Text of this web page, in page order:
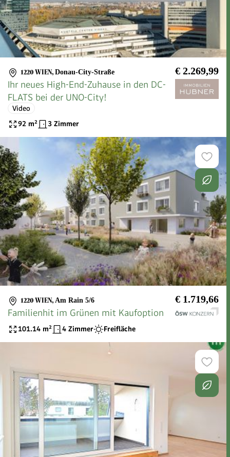
1220 WIEN, Donau-City-Straße € 2.269,99
Ihr neues High-End-Zuhause in den DC-
FLATS bei der UNO-City!
Video
92 m² 3 Zimmer
1220 WIEN, Am Rain 5/6 € 1.719,66
Familienhit im Grünen mit Kaufoption
101.14 m² 4 Zimmer Freifläche